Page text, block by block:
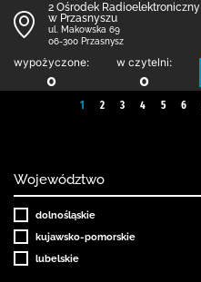
2 Ośrodek Radioelektroniczny
w Przasnyszu
ul. Makowska 69
06-300 Przasnysz
wypożyczone:
0
w czytelni:
0
1 2 3 4 5 6
Województwo
dolnośląskie
kujawsko-pomorskie
lubelskie